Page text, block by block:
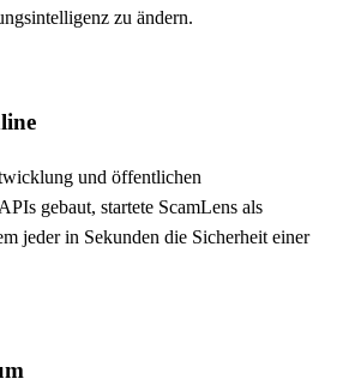
zu ändern.
und öffentlichen
gebaut, startete ScamLens als
jeder in Sekunden die Sicherheit einer